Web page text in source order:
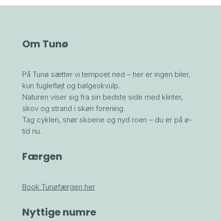
Om Tunø
På Tunø sætter vi tempoet ned – her er ingen biler,
kun fuglefløjt og bølgeskvulp.
Naturen viser sig fra sin bedste side med klinter,
skov og strand i skøn forening.
Tag cyklen, snør skoene og nyd roen – du er på ø-
tid nu.
Færgen
Book Tunøfærgen her
Nyttige numre